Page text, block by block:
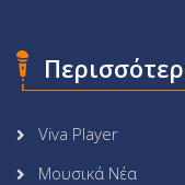
Viva Player
Μουσικά Νέα